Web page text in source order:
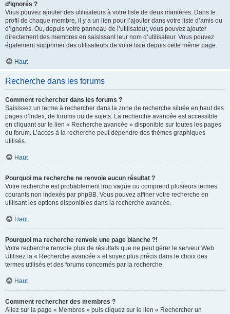
d’ignorés ?
Vous pouvez ajouter des utilisateurs à votre liste de deux manières. Dans le
profil de chaque membre, il y a un lien pour l’ajouter dans votre liste d’amis ou
d’ignorés. Ou, depuis votre panneau de l’utilisateur, vous pouvez ajouter
directement des membres en saisissant leur nom d’utilisateur. Vous pouvez
également supprimer des utilisateurs de votre liste depuis cette même page.
Haut
Recherche dans les forums
Comment rechercher dans les forums ?
Saisissez un terme à rechercher dans la zone de recherche située en haut des
pages d’index, de forums ou de sujets. La recherche avancée est accessible
en cliquant sur le lien « Recherche avancée » disponible sur toutes les pages
du forum. L’accès à la recherche peut dépendre des thèmes graphiques
utilisés.
Haut
Pourquoi ma recherche ne renvoie aucun résultat ?
Votre recherche est probablement trop vague ou comprend plusieurs termes
courants non indexés par phpBB. Vous pouvez affiner votre recherche en
utilisant les options disponibles dans la recherche avancée.
Haut
Pourquoi ma recherche renvoie une page blanche ?!
Votre recherche renvoie plus de résultats que ne peut gérer le serveur Web.
Utilisez la « Recherche avancée » et soyez plus précis dans le choix des
termes utilisés et des forums concernés par la recherche.
Haut
Comment rechercher des membres ?
Allez sur la page « Membres » puis cliquez sur le lien « Rechercher un